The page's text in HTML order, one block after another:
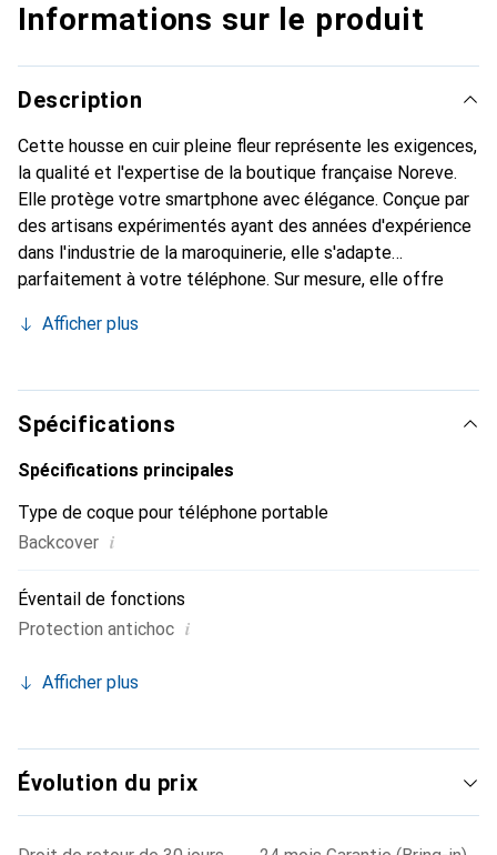
Informations sur le produit
Description
Cette housse en cuir pleine fleur représente les exigences,
la qualité et l'expertise de la boutique française Noreve.
Elle protège votre smartphone avec élégance. Conçue par
des artisans expérimentés ayant des années d'expérience
dans l'industrie de la maroquinerie, elle s'adapte
parfaitement à votre téléphone. Sur mesure, elle offre
Elle devient un accessoire chic et indispensable pour votre
internationalement pour ses produits de haute qualité et
constitue un choix fiable pour une clientèle exigeante.
Afficher plus
Spécifications
Spécifications principales
Type de coque pour téléphone portable
Backcover i
Éventail de fonctions
Protection antichoc i
Afficher plus
Évolution du prix